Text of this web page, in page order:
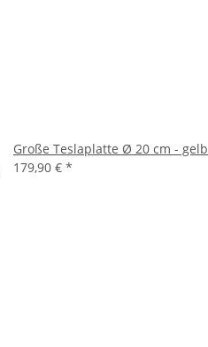
Große Teslaplatte Ø 20 cm - gelb
179,90 € *